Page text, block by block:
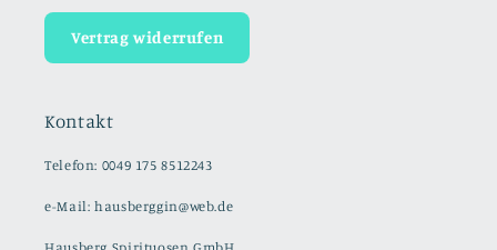
Vertrag widerrufen
Kontakt
Telefon: 0049 175 8512243
e-Mail: hausberggin@web.de